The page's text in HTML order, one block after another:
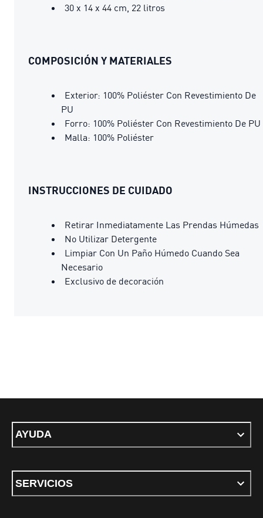
30 x 14 x 44 cm, 22 litros
COMPOSICIÓN Y MATERIALES
Exterior: 100% Poliéster Con Revestimiento De
PU
Forro: 100% Poliéster Con Revestimiento De PU
Malla: 100% Poliéster
INSTRUCCIONES DE CUIDADO
Retirar Inmediatamente Las Prendas Húmedas
No Utilizar Detergente
Limpiar Con Un Paño Húmedo Cuando Sea
Necesario
Exclusivo de decoración
AYUDA
SERVICIOS